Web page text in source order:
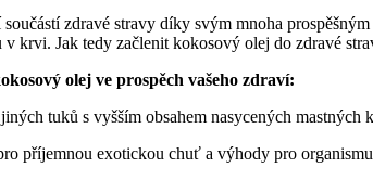
zdravé stravy díky svým mnoha
krvi. Jak tedy začlenit kokosový olej do zdravé
olej ve prospěch vašeho zdraví:
tuků s vyšším obsahem nasycených mastných
příjemnou exotickou chuť a výhody pro